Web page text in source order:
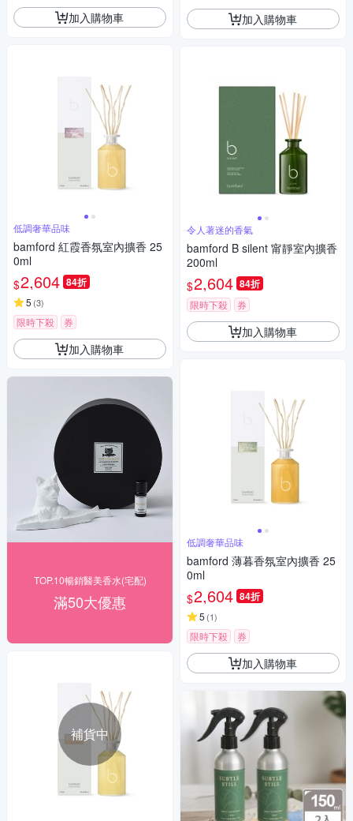
加入購物車
低調奢華品味
bamford 紅霞香氛室內擴香 25
0ml
$2,604 84折
5 (3)
限時下殺 券
加入購物車
TOP.10暢銷醫美香水(宅配)
滿50大優惠
補貨中
加入購物車
令人著迷的香氣
bamford B silent 甯靜室內擴香
200ml
$2,604 84折
限時下殺 券
加入購物車
低調奢華品味
bamford 薄暮香氛室內擴香 25
0ml
$2,604 84折
5 (1)
限時下殺 券
加入購物車